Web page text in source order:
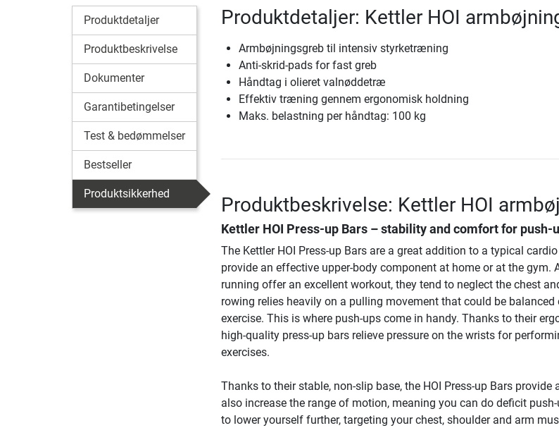
Produktdetaljer
Produktbeskrivelse
Dokumenter
Garantibetingelser
Test & bedømmelser
Bestseller
Produktsikkerhed
Produktdetaljer: Kettler HOI
Armbøjningsgreb til intensiv styrketræning
Anti-skrid-pads for fast greb
Håndtag i olieret valnøddetræ
Effektiv træning gennem ergonomisk holdning
Maks. belastning per håndtag: 100 kg
Produktbeskrivelse: Kettler HOI
Kettler HOI Press-up Bars – stability and comfort for push-
The Kettler HOI Press-up Bars are a great addition to a typical
provide an effective upper-body component at home or at the gym.
running offer an excellent workout, they tend to neglect the chest
rowing relies heavily on a pulling movement that could be
exercise. This is where push-ups come in handy. Thanks to their
high-quality press-up bars relieve pressure on the wrists for
exercises.
Thanks to their stable, non-slip base, the HOI Press-up Bars provide
also increase the range of motion, meaning you can do deficit
to lower yourself further, targeting your chest, shoulder and arm